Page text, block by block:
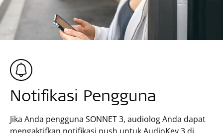
Notifikasi Pengguna
Jika Anda pengguna SONNET 3, audiolog Anda dapat